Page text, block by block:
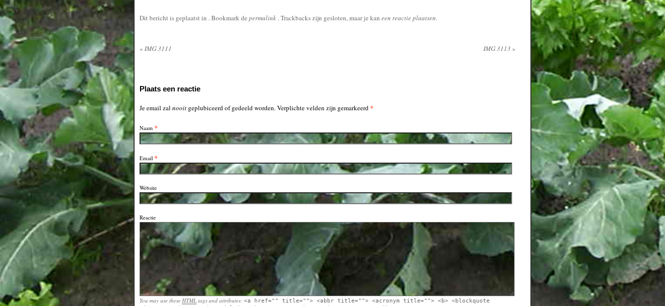
Dit bericht is geplaatst in . Bookmark de permalink . Trackbacks zijn gesloten, maar je kan een reactie plaatsen.
« IMG 3111 IMG 3113 »
Plaats een reactie
Je email zal nooit geplubiceerd of gedeeld worden. Verplichte velden zijn gemarkeerd*
Naam *
Email *
Website
Reactie
You may use these HTML tags and attributes: <a href="" title=""> <abbr title=""> <acronym title=""> <b> <blockquote